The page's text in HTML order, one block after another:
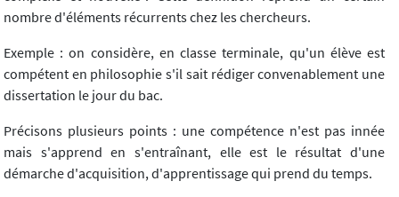
nombre d'éléments récurrents chez les chercheurs.
Exemple : on considère, en classe terminale, qu'un élève est
compétent en philosophie s'il sait rédiger convenablement une
dissertation le jour du bac.
Précisons plusieurs points : une compétence n'est pas innée
mais s'apprend en s'entraînant, elle est le résultat d'une
démarche d'acquisition, d'apprentissage qui prend du temps.